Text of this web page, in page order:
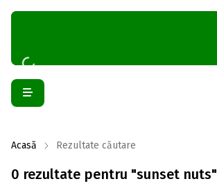
Acasă Rezultate căutare
0 rezultate pentru "sunset nuts"